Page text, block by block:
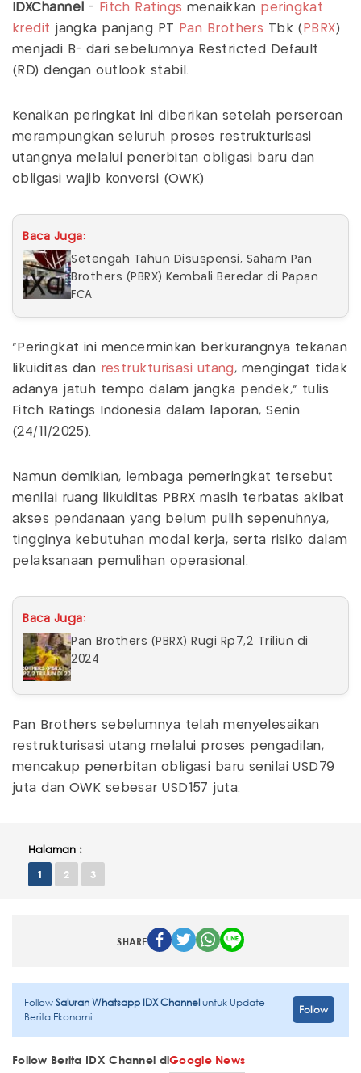
IDXChannel - Fitch Ratings menaikkan peringkat
kredit jangka panjang PT Pan Brothers Tbk ( PBRX)
menjadi B- dari sebelumnya Restricted Default
(RD) dengan outlook stabil.
Kenaikan peringkat ini diberikan setelah perseroan
merampungkan seluruh proses restrukturisasi
utangnya melalui penerbitan obligasi baru dan
obligasi wajib konversi (OWK)
Baca Juga:
Setengah Tahun Disuspensi, Saham Pan
Brothers (PBRX) Kembali Beredar di Papan
FCA
“Peringkat ini mencerminkan berkurangnya tekanan
likuiditas dan restrukturisasi utang , mengingat tidak
adanya jatuh tempo dalam jangka pendek,” tulis
Fitch Ratings Indonesia dalam laporan, Senin
(24/11/2025).
Namun demikian, lembaga pemeringkat tersebut
menilai ruang likuiditas PBRX masih terbatas akibat
akses pendanaan yang belum pulih sepenuhnya,
tingginya kebutuhan modal kerja, serta risiko dalam
pelaksanaan pemulihan operasional.
Baca Juga:
Pan Brothers (PBRX) Rugi Rp7,2 Triliun di
2024
Pan Brothers sebelumnya telah menyelesaikan
restrukturisasi utang melalui proses pengadilan,
mencakup penerbitan obligasi baru senilai USD79
juta dan OWK sebesar USD157 juta.
Halaman :
1 2 3
SHARE
FollowSaluran Whatsapp IDX Channeluntuk Update
Berita Ekonomi
Follow
Follow Berita IDX Channel diGoogle News